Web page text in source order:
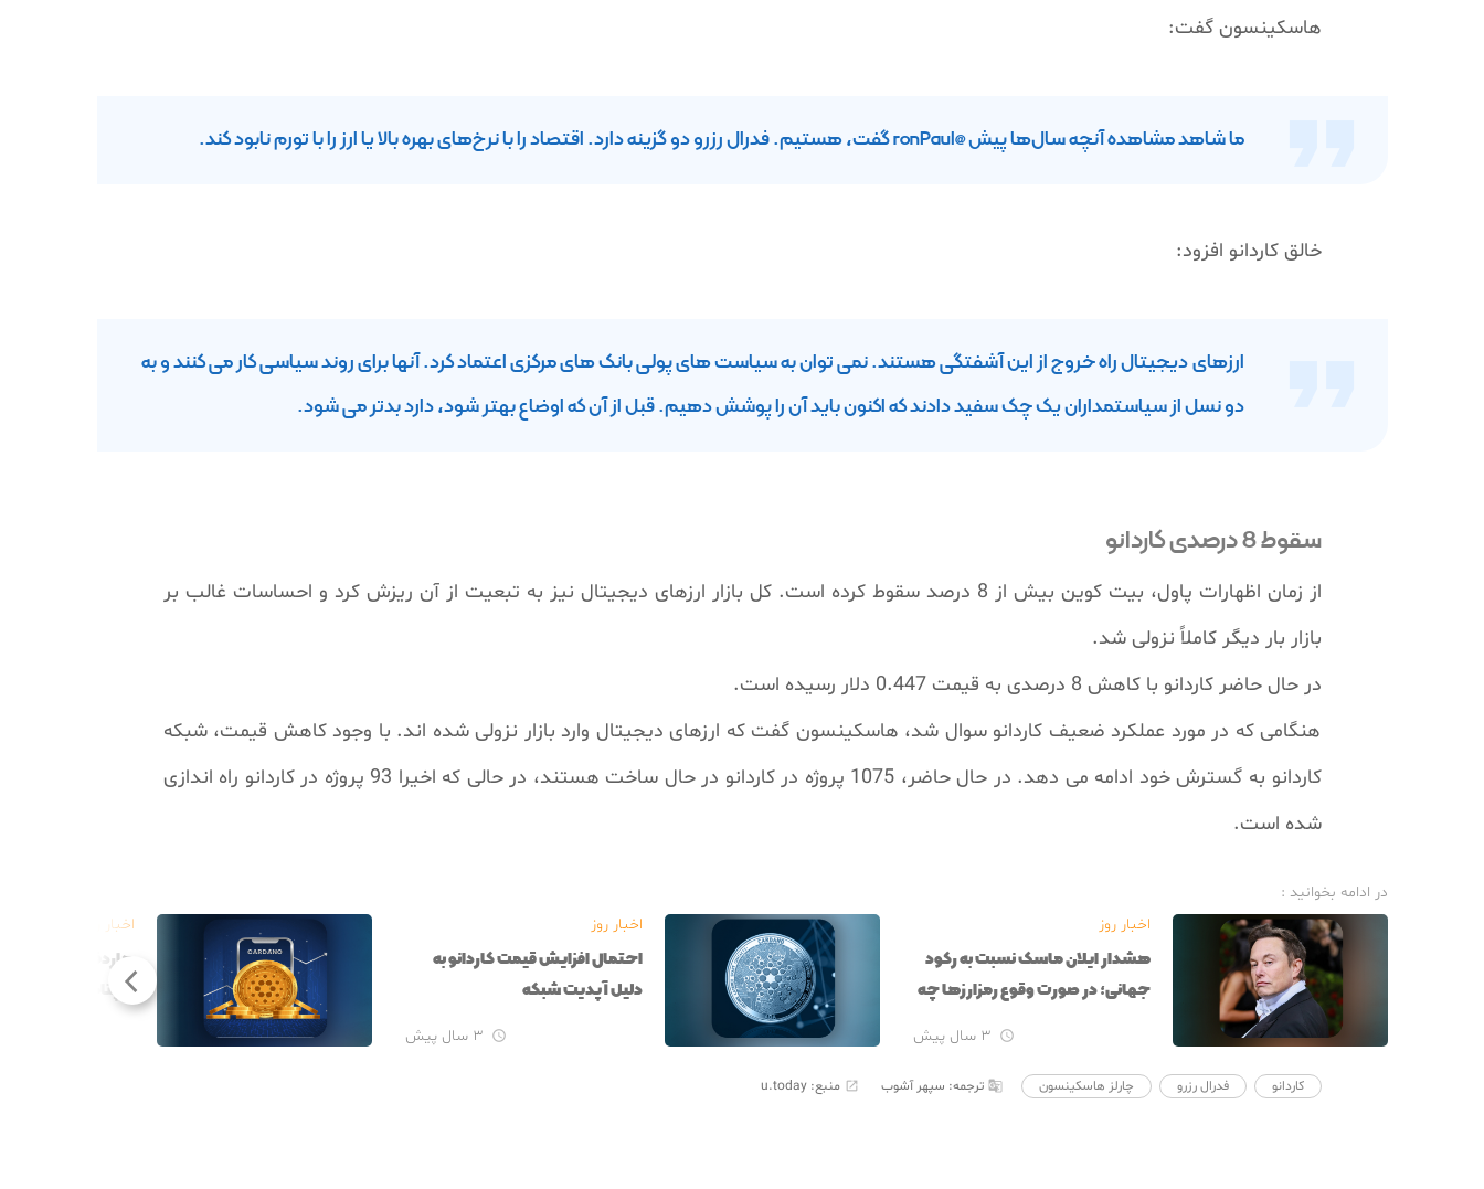
هاسکینسون گفت:
ما شاهد مشاهده آنچه سال‌ها پیش @ronPaul گفت، هستیم. فدرال رزرو دو گزینه دارد. اقتصاد را با نرخ‌های بهره بالا یا ارز را با تورم نابود کند.
خالق کاردانو افزود:
ارزهای دیجیتال راه خروج از این آشفتگی هستند. نمی توان به سیاست های پولی بانک های مرکزی اعتماد کرد. آنها برای روند سیاسی کار می کنند و به
دو نسل از سیاستمداران یک چک سفید دادند که اکنون باید آن را پوشش دهیم. قبل از آن که اوضاع بهتر شود، دارد بدتر می شود.
سقوط 8 درصدی کاردانو
از زمان اظهارات پاول، بیت کوین بیش از 8 درصد سقوط کرده است. کل بازار ارزهای دیجیتال نیز به تبعیت از آن ریزش کرد و احساسات غالب بر
بازار بار دیگر کاملاً نزولی شد.
در حال حاضر کاردانو با کاهش 8 درصدی به قیمت 0.447 دلار رسیده است.
هنگامی که در مورد عملکرد ضعیف کاردانو سوال شد، هاسکینسون گفت که ارزهای دیجیتال وارد بازار نزولی شده اند. با وجود کاهش قیمت، شبکه
کاردانو به گسترش خود ادامه می دهد.
در حال حاضر، 1075 پروژه در کاردانو در حال ساخت هستند، در حالی که اخیرا 93 پروژه در کاردانو راه اندازی
شده است.
در ادامه بخوانید :
اخبار روز
هشدار ایلان ماسک نسبت به رکود
جهانی؛ در صورت وقوع رمزارزها چه
۳ سال پیش 
اخبار روز
احتمال افزایش قیمت کاردانو به
دلیل آپدیت شبکه
۳ سال پیش 
اخبار روز
سپتامبر انجام می
کاردانو فدرال رزرو چارلز هاسکینسون  ترجمه: سپهر آشوب  منبع: u.today